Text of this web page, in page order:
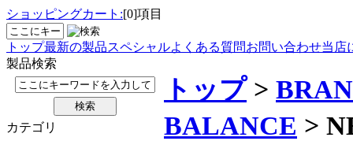
ショッピングカート:[0]項目
トップ最新の製品スペシャルよくある質問お問い合わせ当店
製品検索
カテゴリ
トップ>
BALANCE >